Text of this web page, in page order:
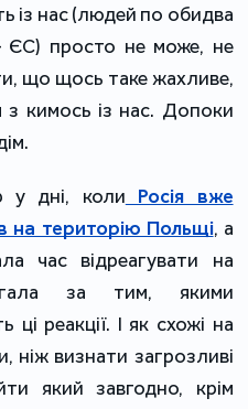
із нас (людей по обидва
ЄС) просто не може, не
що щось таке жахливе,
з кимось із нас. Допоки
у дні, коли Росія вже
на територію Польщі, а
час відреагувати на
за тим, якими
реакції. І як схожі на
ніж визнати загрозливі
який завгодно, крім